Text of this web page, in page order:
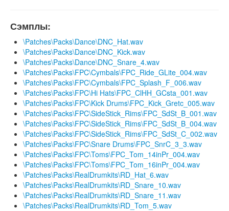
Сэмплы:
\Patches\Packs\Dance\DNC_Hat.wav
\Patches\Packs\Dance\DNC_Kick.wav
\Patches\Packs\Dance\DNC_Snare_4.wav
\Patches\Packs\FPC\Cymbals\FPC_Ride_GLite_004.wav
\Patches\Packs\FPC\Cymbals\FPC_Splash_F_006.wav
\Patches\Packs\FPC\Hi Hats\FPC_ClHH_GCsta_001.wav
\Patches\Packs\FPC\Kick Drums\FPC_Kick_Gretc_005.wav
\Patches\Packs\FPC\SideStick_Rims\FPC_SdSt_B_001.wav
\Patches\Packs\FPC\SideStick_Rims\FPC_SdSt_B_004.wav
\Patches\Packs\FPC\SideStick_Rims\FPC_SdSt_C_002.wav
\Patches\Packs\FPC\Snare Drums\FPC_SnrC_3_3.wav
\Patches\Packs\FPC\Toms\FPC_Tom_14inPr_004.wav
\Patches\Packs\FPC\Toms\FPC_Tom_16inPr_004.wav
\Patches\Packs\RealDrumkits\RD_Hat_6.wav
\Patches\Packs\RealDrumkits\RD_Snare_10.wav
\Patches\Packs\RealDrumkits\RD_Snare_11.wav
\Patches\Packs\RealDrumkits\RD_Tom_5.wav